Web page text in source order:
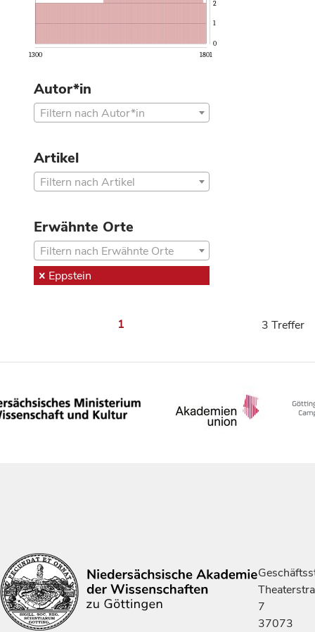
1300 1801
0
1
2
Autor*in
Filtern nach Autor*in
Artikel
Filtern nach Artikel
Erwähnte Orte
Filtern nach Erwähnte Orte
Eppstein
1 3 Treffer
7
37073